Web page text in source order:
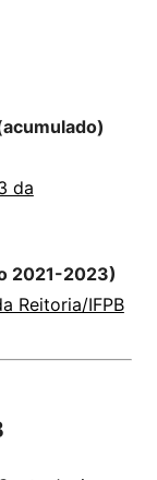
da
2021-2023)
Reitoria/IFPB